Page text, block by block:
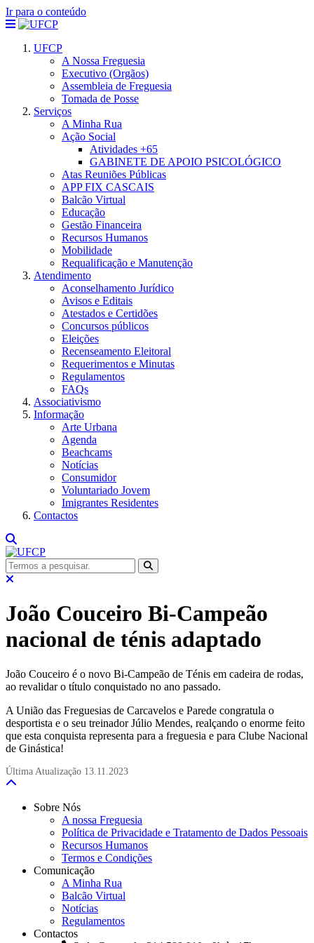
Ir para o conteúdo
UFCP
A Nossa Freguesia
Executivo (Orgãos)
Assembleia de Freguesia
Tomada de Posse
Serviços
A Minha Rua
Ação Social
Atividades +65
GABINETE DE APOIO PSICOLÓGICO
Atas Reuniões Públicas
APP FIX CASCAIS
Balcão Virtual
Educação
Gestão Financeira
Recursos Humanos
Mobilidade
Requalificação e Manutenção
Atendimento
Aconselhamento Jurídico
Avisos e Editais
Atestados e Certidões
Concursos públicos
Eleições
Recenseamento Eleitoral
Requerimentos e Minutas
Regulamentos
FAQs
Associativismo
Informação
Arte Urbana
Agenda
Beachcams
Notícias
Consumidor
Voluntariado Jovem
Imigrantes Residentes
Contactos
João Couceiro Bi-Campeão
nacional de ténis adaptado
João Couceiro é o novo Bi-Campeão de Ténis em cadeira de rodas,
ao revalidar o título conquistado no ano passado.
A União das Freguesias de Carcavelos e Parede congratula o
desportista e o seu treinador Júlio Mendes, realçando o enorme feito
que esta conquista representa para a freguesia e para Clube Nacional
de Ginástica!
Última Atualização 13.11.2023
Sobre Nós
A nossa Freguesia
Política de Privacidade e Tratamento de Dados Pessoais
Recursos Humanos
Termos e Condições
Comunicação
A Minha Rua
Balcão Virtual
Notícias
Regulamentos
Contactos